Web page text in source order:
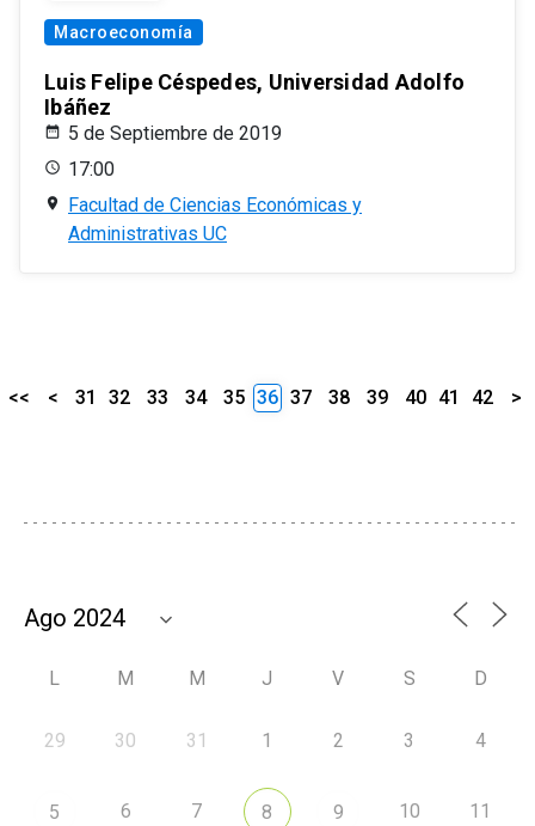
Macroeconomía
Luis Felipe Céspedes, Universidad Adolfo
Ibáñez
5 de Septiembre de 2019
17:00
Facultad de Ciencias Económicas y
Administrativas UC
<< < 31 32 33 34 35 36 37 38 39 40 41 42 >
L M M J V S D
29 30 31 1 2 3 4
5 6 7 8 9 10 11